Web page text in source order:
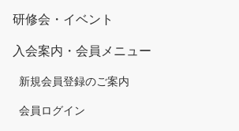
研修会・イベント
入会案内・会員メニュー
新規会員登録のご案内
会員ログイン